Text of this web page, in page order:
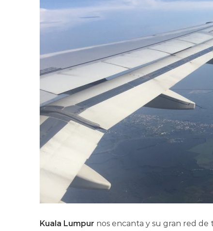
Kuala Lumpur nos encanta y su gran red de